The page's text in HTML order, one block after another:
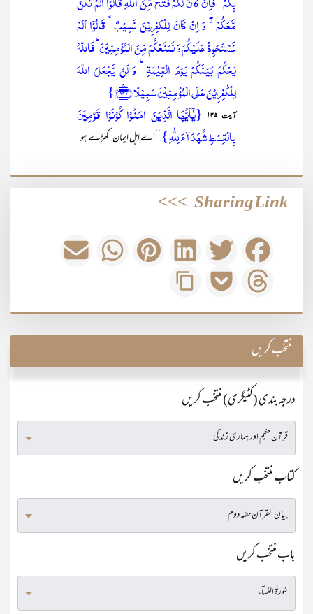
مَّعَکُمۡ ۫ۖ وَ اِنۡ کَانَ لِلۡکٰفِرِیۡنَ نَصِیۡبٌ ۙ قَالُوۡۤا اَلَمۡ
نَسۡتَحۡوِذۡ عَلَیۡکُمۡ وَ نَمۡنَعۡکُمۡ مِّنَ الۡمُؤۡمِنِیۡنَ ؕ فَاللّٰہُ
یَحۡکُمُ بَیۡنَکُمۡ یَوۡمَ الۡقِیٰمَۃِ ؕ وَ لَنۡ یَّجۡعَلَ اللّٰہُ
لِلۡکٰفِرِیۡنَ عَلَی الۡمُؤۡمِنِیۡنَ سَبِیۡلًا ﴿۱۴۱﴾٪}
آیت ۱۳۵
{یٰۤاَیُّہَا الَّذِیۡنَ اٰمَنُوۡا کُوۡنُوۡا قَوّٰمِیۡنَ
بِالۡقِسۡطِ شُہَدَآءَ لِلّٰہِ } ’’اے اہل ایمان ‘کھڑے ہو
Sharing Link
>>>
منتخب کریں
درجہ بندی (کٹیگری) منتخب کریں
کتاب منتخب کریں
باب منتخب کریں